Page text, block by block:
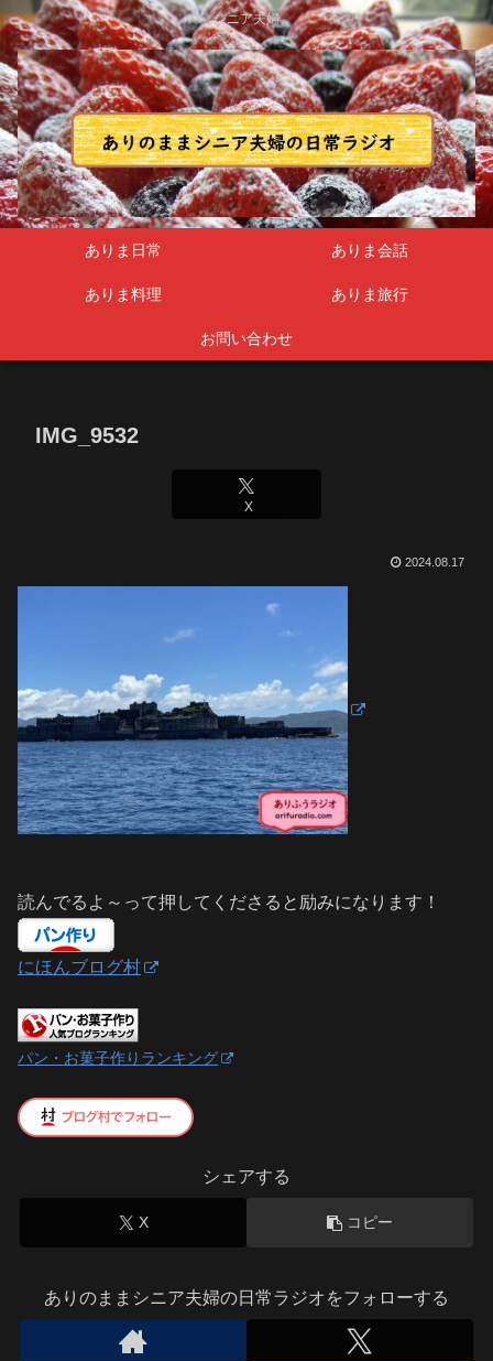
シニア夫婦
ありま日常 ありま会話
ありま料理 ありま旅行
お問い合わせ
IMG_9532
X
2024.08.17
読んでるよ～って押してくださると励みになります！
にほんブログ村
パン・お菓子作りランキング
シェアする
X コピー
ありのままシニア夫婦の日常ラジオをフォローする